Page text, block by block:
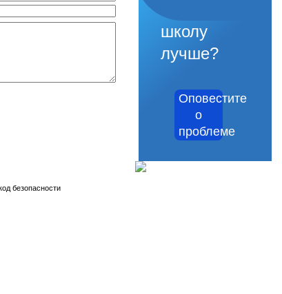
школу
лучше?
Оповестите
о
проблеме